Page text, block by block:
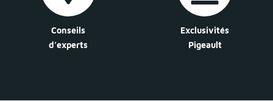
Conseils
d’experts
Exclusivités
Pigeault